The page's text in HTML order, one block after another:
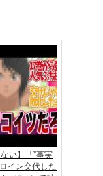
ない】「”事実
イン交代した